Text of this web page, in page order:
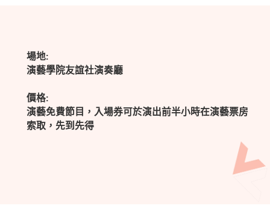
場地:
演藝學院友誼社演奏廳
價格:
演藝免費節目，入場券可於演出前半小時在演藝票房
索取，先到先得